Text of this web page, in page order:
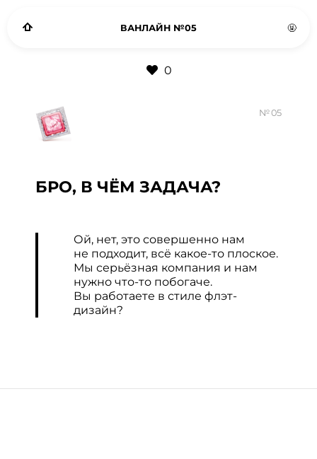
ВАНЛАЙН №05 🤬
№ 05
БРО, В ЧЁМ ЗАДАЧА?
Ой, нет, это совершенно нам
не подходит, всё какое-то плоское.
Мы серьёзная компания и нам
нужно что-то побогаче.
Вы работаете в стиле флэт-
дизайн?
0